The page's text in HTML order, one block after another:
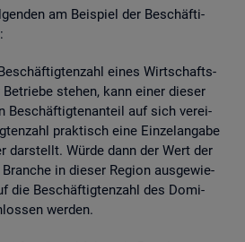
am Bei­spiel der Be­schäf­ti­
eines Wirt­schafts­
ste­hen, kann einer die­ser
Be­schäf­tig­ten­an­teil auf sich ver­ei­
prak­tisch eine Ein­zel­an­ga­be
dar­stellt. Würde dann der Wert der
in die­ser Re­gi­on aus­ge­wie­
die Be­schäf­tig­ten­zahl des Do­mi­
wer­den.